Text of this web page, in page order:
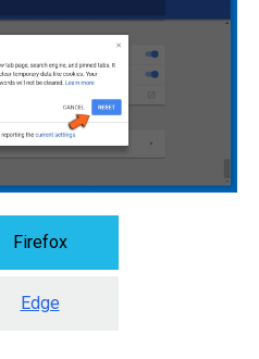
Firefox
Edge